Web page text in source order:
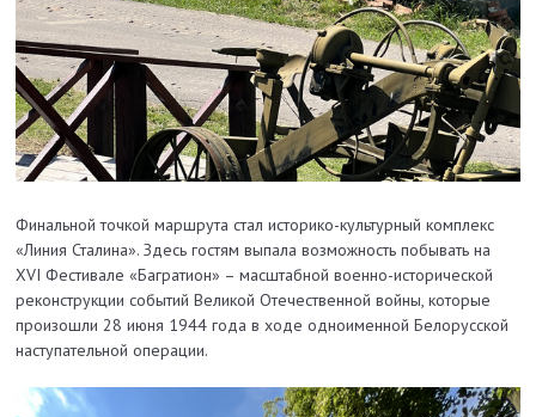
Финальной точкой маршрута стал историко-культурный комплекс
«Линия Сталина». Здесь гостям выпала возможность побывать на
XVI Фестивале «Багратион» – масштабной военно-исторической
реконструкции событий Великой Отечественной войны, которые
произошли 28 июня 1944 года в ходе одноименной Белорусской
наступательной операции.